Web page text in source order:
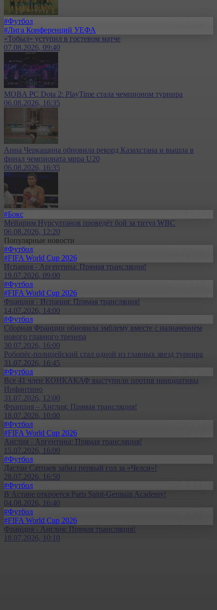
#Футбол
#Лига Конференций УЕФА
«Тобыл» уступил в гостевом матче
07.08.2026, 09:40
MOBA PC Dota 2: PlayTime стала чемпионом турнира
06.08.2026, 16:35
Анна Черкашина обновила рекорд Казахстана и вышла в
финал чемпионата мира U20
06.08.2026, 16:35
#Бокс
Мейирим Нурсултанов проведёт бой за титул WBC
06.08.2026, 12:20
Популярные новости
#Футбол
#FIFA World Cup 2026
Испания - Аргентина: Прямая трансляция!
19.07.2026, 09:00
#Футбол
#FIFA World Cup 2026
Франция - Испания: Прямая трансляция!
14.07.2026, 14:00
#Футбол
Сборная Франции обновила эмблему вместе с назначением
нового главного тренера
30.07.2026, 16:00
Робопёс-полицейский стал одной из главных звезд турнира
31.07.2026, 16:45
#Футбол
Все 41 член КОНКАКАФ выступили против инициативы
Инфантино
31.07.2026, 12:00
Франция – Англия: Прямая трансляция!
18.07.2026, 10:00
#Футбол
#FIFA World Cup 2026
Англия - Аргентина: Прямая трансляция!
15.07.2026, 16:00
#Футбол
Дастан Сатпаев забил первый гол за «Челси»!
28.07.2026, 16:50
#Футбол
В Астане откроется Paris Saint-Germain Academy!
04.08.2026, 16:40
#Футбол
#FIFA World Cup 2026
Франция - Англия: Прямая трансляция!
18.07.2026, 10:10